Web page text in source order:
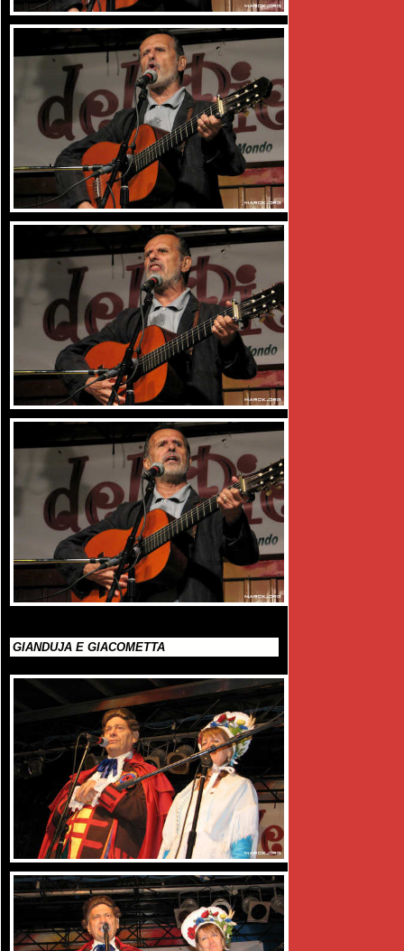
GIANDUJA E GIACOMETTA